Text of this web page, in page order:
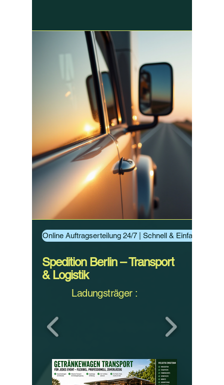
Online Auftragserteilung 24/7 | Schnell & Einfach
Spedition Berlin – Transport
& Logistik
Ladungsträger :